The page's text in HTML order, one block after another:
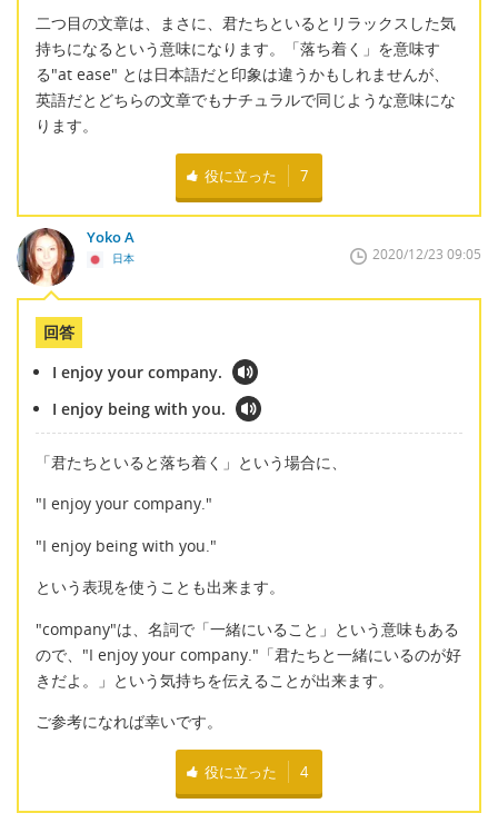
二つ目の文章は、まさに、君たちといるとリラックスした気
持ちになるという意味になります。「落ち着く」を意味す
る"at ease" とは日本語だと印象は違うかもしれませんが、
英語だとどちらの文章でもナチュラルで同じような意味にな
ります。
役に立った 7
Yoko A
日本 2020/12/23 09:05
回答
I enjoy your company.
I enjoy being with you.
「君たちといると落ち着く」という場合に、
"I enjoy your company."
"I enjoy being with you."
という表現を使うことも出来ます。
"company"は、名詞で「一緒にいること」という意味もある
ので、"I enjoy your company."「君たちと一緒にいるのが好
きだよ。」という気持ちを伝えることが出来ます。
ご参考になれば幸いです。
役に立った 4